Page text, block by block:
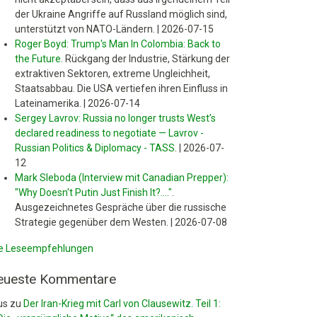
der Ukraine Angriffe auf Russland möglich sind,
unterstützt von NATO-Ländern.
2026-07-15
Roger Boyd: Trump's Man In Colombia: Back to
the Future Rückgang der Industrie, Stärkung der
extraktiven Sektoren, extreme Ungleichheit,
Staatsabbau. Die USA vertiefen ihren Einfluss in
Lateinamerika.
2026-07-14
Sergey Lavrov: Russia no longer trusts West’s
declared readiness to negotiate — Lavrov -
Russian Politics & Diplomacy - TASS
2026-07-
12
Mark Sleboda (Interview mit Canadian Prepper):
"Why Doesn't Putin Just Finish It?...."
Ausgezeichnetes Gespräche über die russische
Strategie gegenüber dem Westen.
2026-07-08
Leseempfehlungen
Kommentare
zu Der Iran-Krieg mit Carl von Clausewitz. Teil 1: